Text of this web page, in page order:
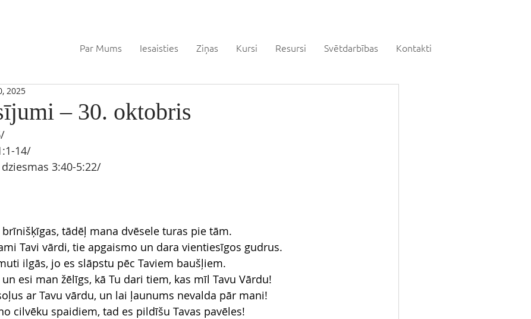
Par Mums Iesaisties Ziņas Kursi Resursi Svētdarbības Kontakti
– 30. oktobris
2025
/
:1-14/
3:40-5:22/
brīnišķīgas, tādēļ mana dvēsele turas pie tām.
Tavi vārdi, tie apgaismo un dara vientiesīgos gudrus.
ilgās, jo es slāpstu pēc Taviem baušļiem.
esi man žēlīgs, kā Tu dari tiem, kas mīl Tavu Vārdu!
ar Tavu vārdu, un lai ļaunums nevalda pār mani!
cilvēku spaidiem, tad es pildīšu Tavas pavēles!